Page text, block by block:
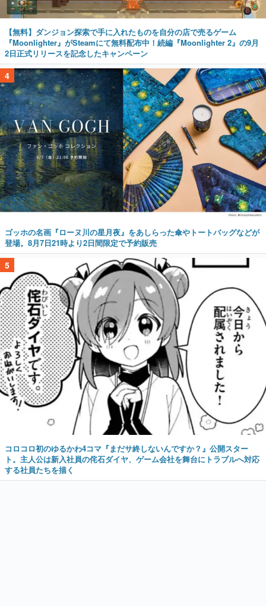
【無料】ダンジョン探索で手に入れたものを自分の店で売るゲーム
『Moonlighter』がSteamにて無料配布中！続編『Moonlighter 2』の9月
2日正式リリースを記念したキャンペーン
4
ゴッホの名画『ローヌ川の星月夜』をあしらった傘やトートバッグなどが
登場。8月7日21時より2日間限定で予約販売
5
コロコロ初のゆるかわ4コマ『まだサ終しないんですか？』公開スター
ト。主人公は新入社員の侘石ダイヤ、ゲーム会社を舞台にトラブルへ対応
する社員たちを描く